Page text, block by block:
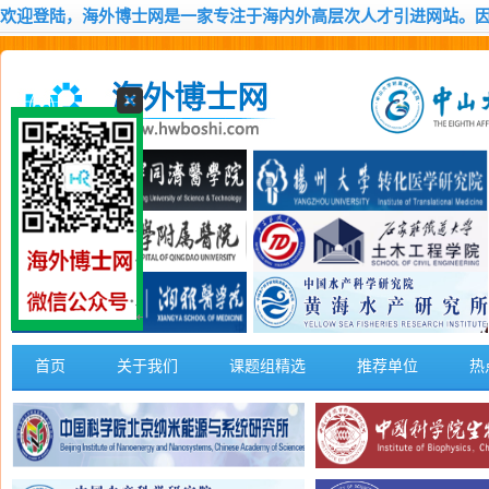
欢迎登陆，海外博士网是一家专注于海内外高层次人才引进网站。
首页 关于我们 课题组精选 推荐单位 热